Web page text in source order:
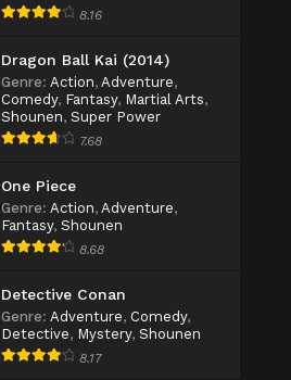
8.16
Dragon Ball Kai (2014)
Genre: Action, Adventure,
Comedy, Fantasy, Martial Arts,
Shounen, Super Power
7.68
One Piece
Genre: Action, Adventure,
Fantasy, Shounen
8.68
Detective Conan
Genre: Adventure, Comedy,
Detective, Mystery, Shounen
8.17